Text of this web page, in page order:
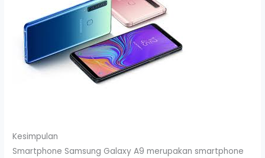
Kesimpulan
Smartphone Samsung Galaxy A9 merupakan smartphone